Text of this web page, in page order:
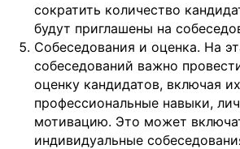
сократить количество
будут приглашены на
Собеседования и оценка. На
собеседований важно
оценку кандидатов, включая их
профессиональные навыки,
мотивацию. Это может
индивидуальные